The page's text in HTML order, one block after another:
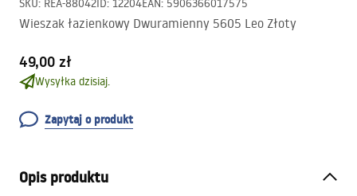
SKU: REA-88042ID: 12204EAN: 5906366017575
Wieszak łazienkowy Dwuramienny 5605 Leo Złoty
49,00 zł
Wysyłka dzisiaj.
Zapytaj o produkt
Opis produktu